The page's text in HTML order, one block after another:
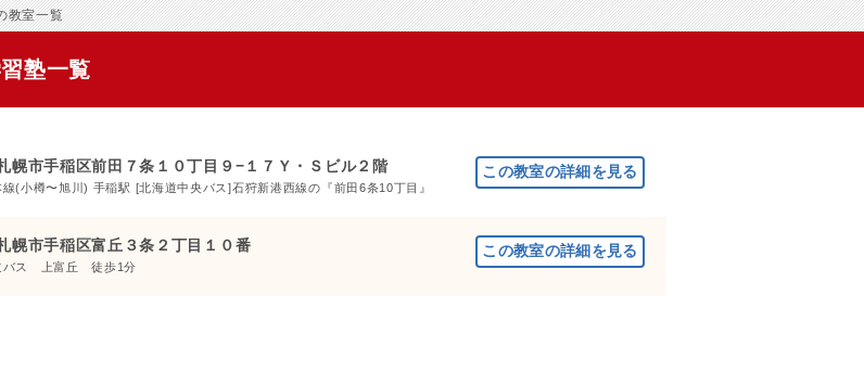
個別指導 教室検索 よくあるご質問 お問い合わせ
教室一覧
塾一覧
幌市手稲区前田７条１０丁目９−１７Ｙ・Ｓビル２階
(小樽〜旭川) 手稲駅 [北海道中央バス]石狩新港西線の『前田6条10丁目』
幌市手稲区富丘３条２丁目１０番
バス 上富丘 徒歩1分